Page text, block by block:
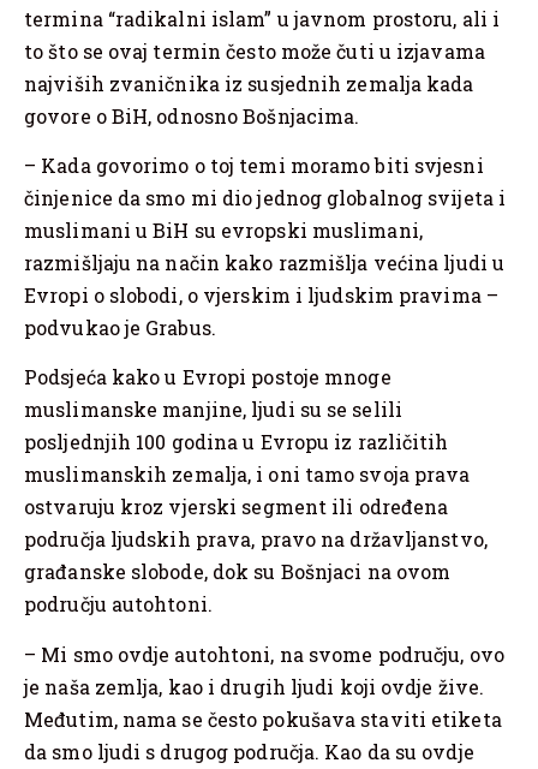
termina “radikalni islam” u javnom prostoru, ali i
to što se ovaj termin često može čuti u izjavama
najviših zvaničnika iz susjednih zemalja kada
govore o BiH, odnosno Bošnjacima.
– Kada govorimo o toj temi moramo biti svjesni
činjenice da smo mi dio jednog globalnog svijeta i
muslimani u BiH su evropski muslimani,
razmišljaju na način kako razmišlja većina ljudi u
Evropi o slobodi, o vjerskim i ljudskim pravima –
podvukao je Grabus.
Podsjeća kako u Evropi postoje mnoge
muslimanske manjine, ljudi su se selili
posljednjih 100 godina u Evropu iz različitih
muslimanskih zemalja, i oni tamo svoja prava
ostvaruju kroz vjerski segment ili određena
područja ljudskih prava, pravo na državljanstvo,
građanske slobode, dok su Bošnjaci na ovom
području autohtoni.
– Mi smo ovdje autohtoni, na svome području, ovo
je naša zemlja, kao i drugih ljudi koji ovdje žive.
Međutim, nama se često pokušava staviti etiketa
da smo ljudi s drugog područja. Kao da su ovdje